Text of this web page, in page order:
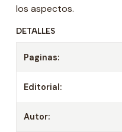
los aspectos.
DETALLES
Paginas:
Editorial:
Autor: